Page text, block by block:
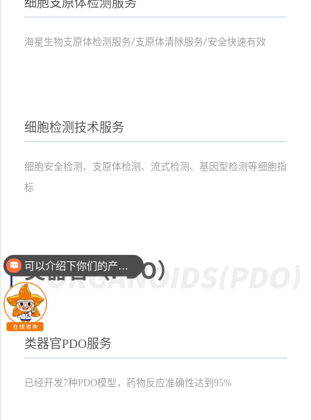
细胞支原体检测服务
海星生物支原体检测服务/支原体清除服务/安全快速有效
细胞检测技术服务
细胞安全检测、支原体检测、流式检测、基因型检测等细胞指
标
类器官PDO服务
已经开发7种PDO模型，药物反应准确性达到95%